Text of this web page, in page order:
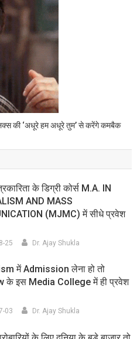
की ‘अधूरे हम अधूरे तुम’ से करेंगे कमबैक
के डिग्री कोर्स M.A. IN
AND MASS
(MJMC) में सीधे प्रवेश
25 Dr. Ajay Shukla
में Admission लेना हो तो
के इस Media College में ही प्रवेश
03 Dr. Ajay Shukla